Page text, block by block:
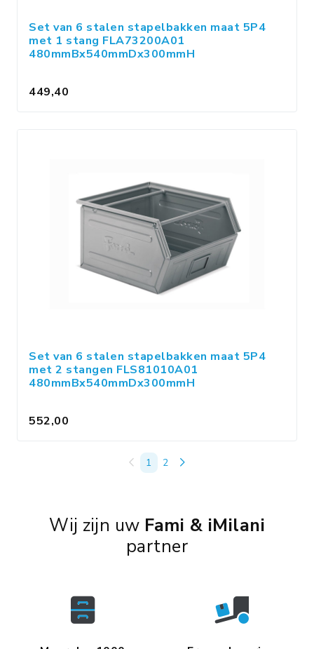
Set van 6 stalen stapelbakken maat 5P4
met 1 stang FLA73200A01
480mmBx540mmDx300mmH
449,40
Set van 6 stalen stapelbakken maat 5P4
met 2 stangen FLS81010A01
480mmBx540mmDx300mmH
552,00
1 2
Wij zijn uw Fami & iMilani
partner